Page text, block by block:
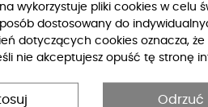
wykorzystuje pliki cookies w celu
dostosowany do
dotyczących cookies oznacza,
nie akceptujesz opuść tę stronę
Odrzuć